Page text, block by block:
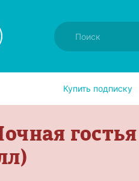
Купить подписку
гостья